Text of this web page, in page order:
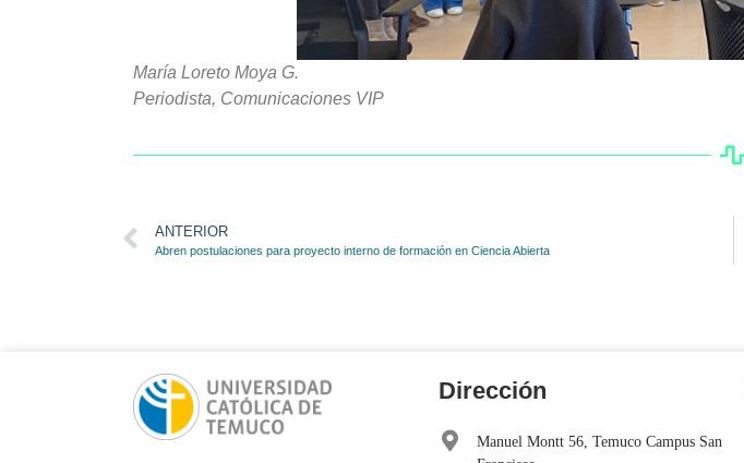
María Loreto Moya G.
Periodista, Comunicaciones VIP
ANTERIOR
Abren postulaciones para proyecto interno de formación en Ciencia Abierta
Dirección
Manuel Montt 56, Temuco Campus San